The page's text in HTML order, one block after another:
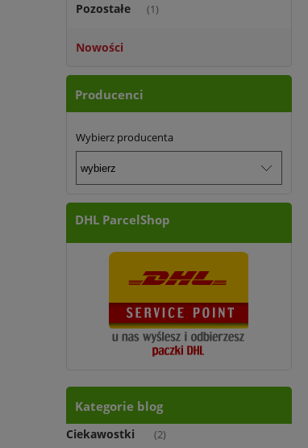
Pozostałe (1)
Nowości
Producenci
Wybierz producenta
DHL ParcelShop
Kategorie blog
Ciekawostki (2)